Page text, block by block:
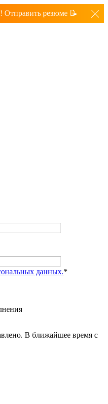
резюме 📝
данных.*
В ближайшее время с